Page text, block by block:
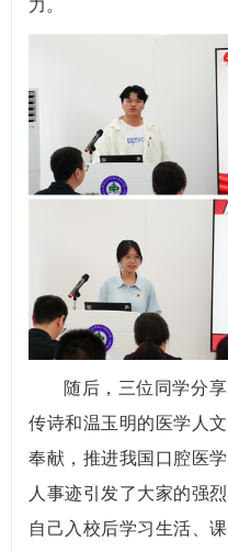
力。
随后，三位同学分
传诗和温玉明的医学人
奉献，推进我国口腔医
人事迹引发了大家的强
自己入校后学习生活、